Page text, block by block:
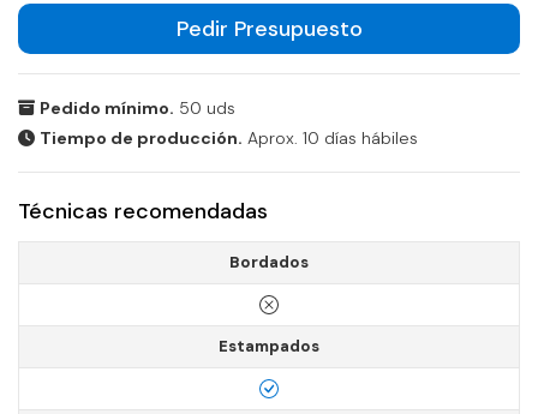
Pedir Presupuesto
Pedido mínimo. 50 uds
Tiempo de producción. Aprox. 10 días hábiles
Técnicas recomendadas
Bordados
Estampados